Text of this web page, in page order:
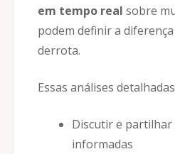
em tempo real sobre
podem definir a
derrota.
Essas análises
Discutir e
informadas